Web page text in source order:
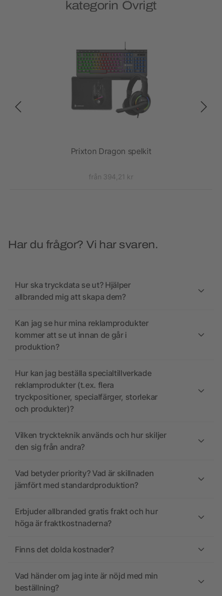
kategorin Övrigt
Prixton Dragon spelkit
från 394,21 kr
Har du frågor? Vi har svaren.
Hur ska tryckdata se ut? Hjälper
allbranded mig att skapa dem?
Kan jag se hur mina reklamprodukter
kommer att se ut innan de går i
produktion?
Hur kan jag beställa specialtillverkade
reklamprodukter (t.ex. flera
tryckpositioner, specialfärger, storlekar
och produkter)?
Vilken tryckteknik används och hur skiljer
den sig från andra?
Vad betyder priority? Vad är skillnaden
jämfört med standardproduktion?
Erbjuder allbranded gratis frakt och hur
höga är fraktkostnaderna?
Finns det dolda kostnader?
Vad händer om jag inte är nöjd med min
beställning?